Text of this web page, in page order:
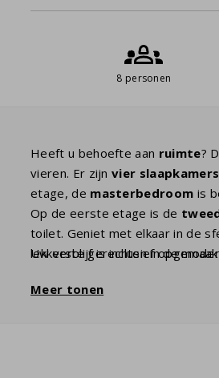
8 personen
Heeft u behoefte aan ruimte?
vieren. Er zijnvier slaapkamers
etage, de masterbedroom is
Op de eerste etage is de
toilet. Geniet met elkaar in de
lekkerste gerechten in de
Uw verblijf is inclusief
Meer tonen